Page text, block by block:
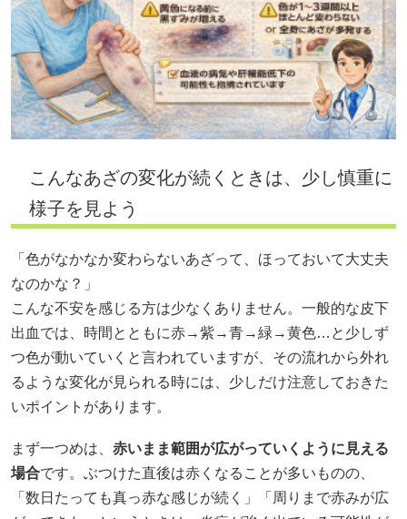
こんなあざの変化が続くときは、少し慎重に
様子を見よう
「色がなかなか変わらないあざって、ほっておいて大丈夫
なのかな？」
こんな不安を感じる方は少なくありません。一般的な皮下
出血では、時間とともに赤→紫→青→緑→黄色…と少しず
つ色が動いていくと言われていますが、その流れから外れ
るような変化が見られる時には、少しだけ注意しておきた
いポイントがあります。
まず一つめは、 赤いまま範囲が広がっていくように見える
場合です。ぶつけた直後は赤くなることが多いものの、
「数日たっても真っ赤な感じが続く」「周りまで赤みが広